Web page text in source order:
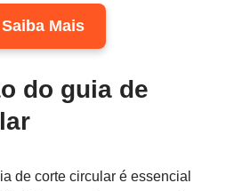
Saiba Mais
do guia de
de corte circular é essencial